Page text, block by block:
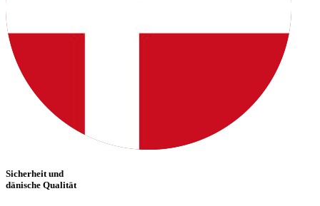
Sicherheit und
dänische Qualität